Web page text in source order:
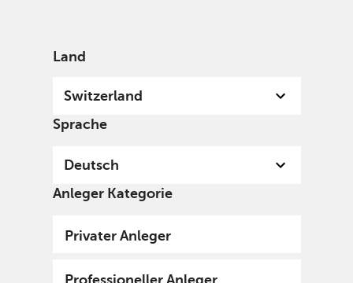
Land
Switzerland
Sprache
Deutsch
Anleger Kategorie
Privater Anleger
Professioneller Anleger